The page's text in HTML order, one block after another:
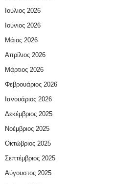
Ιούλιος 2026
Ιούνιος 2026
Μάιος 2026
Απρίλιος 2026
Μάρτιος 2026
Φεβρουάριος 2026
Ιανουάριος 2026
Δεκέμβριος 2025
Νοέμβριος 2025
Οκτώβριος 2025
Σεπτέμβριος 2025
Αύγουστος 2025